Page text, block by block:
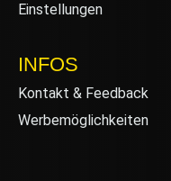
Einstellungen
INFOS
Kontakt & Feedback
Werbemöglichkeiten